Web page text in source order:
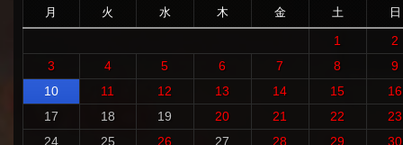
月 火 水 木 金 土 日
1
2
3
4 5 6 7 8
9
10
11 12 13 14 15
16
17
18 19 20 21 22
23
24
25 26 27 28 29
30